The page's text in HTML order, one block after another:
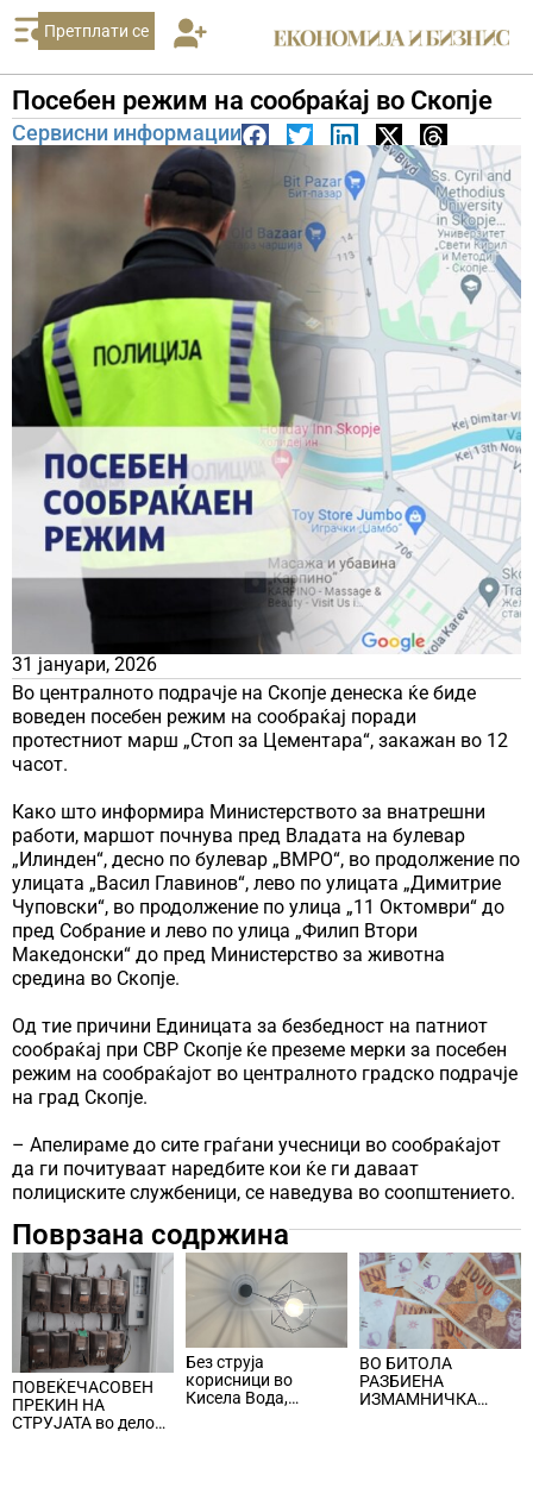
Претплати се
Посебен режим на сообраќај во Скопје
Сервисни информации
31 јануари, 2026
Во централното подрачје на Скопје денеска ќе биде
воведен посебен режим на сообраќај поради
протестниот марш „Стоп за Цементара“, закажан во 12
часот.
Како што информира Министерството за внатрешни
работи, маршот почнува пред Владата на булевар
„Илинден“, десно по булевар „ВМРО“, во продолжение по
улицата „Васил Главинов“, лево по улицата „Димитрие
Чуповски“, во продолжение по улица „11 Октомври“ до
пред Собрание и лево по улица „Филип Втори
Македонски“ до пред Министерство за животна
средина во Скопје.
Од тие причини Единицата за безбедност на патниот
сообраќај при СВР Скопје ќе преземе мерки за посебен
режим на сообраќајот во централното градско подрачје
на град Скопје.
– Апелираме до сите граѓани учесници во сообраќајот
да ги почитуваат наредбите кои ќе ги даваат
полициските службеници, се наведува во соопштението.
Поврзана содржина
ПОВЕЌЕЧАСОВЕН
ПРЕКИН НА
СТРУЈАТА во делови
Без струја
корисници во
Кисела Вода,
ВО БИТОЛА
РАЗБИЕНА
ИЗМАМНИЧКА